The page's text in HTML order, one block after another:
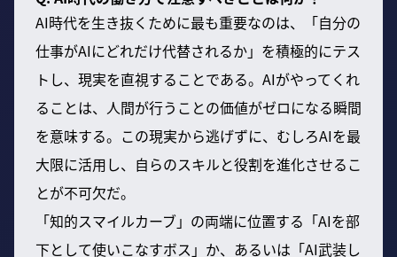
AI時代を生き抜くために最も重要なのは、「自分の
仕事がAIにどれだけ代替されるか」を積極的にテス
トし、現実を直視することである。AIがやってくれ
ることは、人間が行うことの価値がゼロになる瞬間
を意味する。この現実から逃げずに、むしろAIを最
大限に活用し、自らのスキルと役割を進化させるこ
とが不可欠だ。
「知的スマイルカーブ」の両端に位置する「AIを部
下として使いこなすボス」か、あるいは「AI武装し